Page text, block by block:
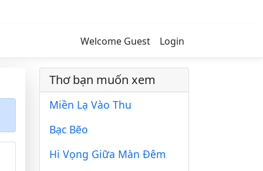
Welcome Guest Login
Thơ bạn muốn xem
Miền Lạ Vào Thu
Bạc Bẽo
Hi Vọng Giữa Màn Đêm